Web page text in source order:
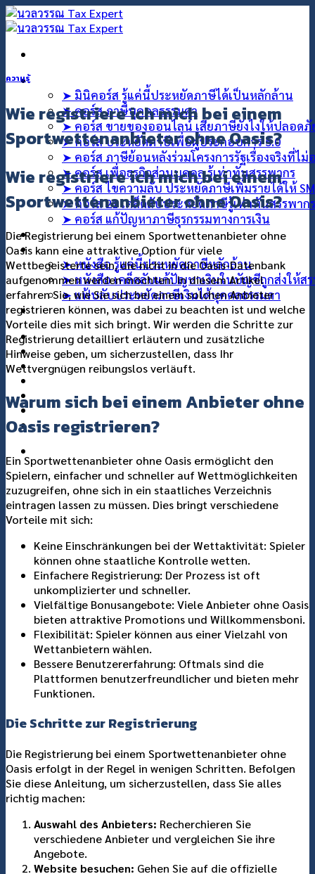
ข้าม
ไป
เนื้อหา
➤ มินิคอร์ส รู้แค่นี้ประหยัดภาษีได้เป็นหลักล้าน
➤ คอร์ส ภาษีบุคคลธรรมดา
➤ คอร์ส ขายของออนไลน์ เสียภาษียังไงให้ปลอดภั
➤ คอร์ส ประหยัดภาษีเพื่อผู้ประกอบการ 5.0
➤ คอร์ส ภาษีย้อนหลังร่วมโครงการรัฐเรื่องจริงที่ไม่
➤ คอร์ส เพื่อธุรกิจส่วนบุคคล รู้เท่าทันสรรพากร
➤ คอร์ส ไขความลับ ประหยัดภาษีเพิ่มรายได้ให้
➤ คอร์ส 21 เคล็ดลับประหยัดภาษีรู้เท่าทันสรรพากร
➤ คอร์ส แก้ปัญหาภาษีธุรกรรมทางการเงิน
คอร์สที่ปรึกษา
สินค้า
➤ หนังสือ รู้แค่นี้ประหยัดภาษีหลักล้าน
➤ หนังสือ เคล็ดลับแก้ปัญหาเงินในบัญชีถูกส่งให้สร
➤ แฟ้บลับประหยัดภาษีเงินได้บุคคลธรรมดา
บทความ
แกลอรี่
เกี่ยวกับเรา
ติดต่อเรา
ความรู้
Wie registriere ich mich bei einem
Sportwettenanbieter ohne Oasis?
Wie registriere ich mich bei einem
Sportwettenanbieter ohne Oasis?
Die Registrierung bei einem Sportwettenanbieter ohne
Oasis kann eine attraktive Option für viele
Wettbegeisterte sein, die nicht in die Oasis-Datenbank
aufgenommen werden möchten. In diesem Artikel
erfahren Sie, wie Sie sich bei einem solchen Anbieter
registrieren können, was dabei zu beachten ist und welche
Vorteile dies mit sich bringt. Wir werden die Schritte zur
Registrierung detailliert erläutern und zusätzliche
Hinweise geben, um sicherzustellen, dass Ihr
Wettvergnügen reibungslos verläuft.
Warum sich bei einem Anbieter ohne
Oasis registrieren?
Ein Sportwettenanbieter ohne Oasis ermöglicht den
Spielern, einfacher und schneller auf Wettmöglichkeiten
zuzugreifen, ohne sich in ein staatliches Verzeichnis
eintragen lassen zu müssen. Dies bringt verschiedene
Vorteile mit sich:
Keine Einschränkungen bei der Wettaktivität: Spieler
können ohne staatliche Kontrolle wetten.
Einfachere Registrierung: Der Prozess ist oft
unkomplizierter und schneller.
Vielfältige Bonusangebote: Viele Anbieter ohne Oasis
bieten attraktive Promotions und Willkommensboni.
Flexibilität: Spieler können aus einer Vielzahl von
Wettanbietern wählen.
Bessere Benutzererfahrung: Oftmals sind die
Plattformen benutzerfreundlicher und bieten mehr
Funktionen.
Die Schritte zur Registrierung
Die Registrierung bei einem Sportwettenanbieter ohne
Oasis erfolgt in der Regel in wenigen Schritten. Befolgen
Sie diese Anleitung, um sicherzustellen, dass Sie alles
richtig machen:
Auswahl des Anbieters: Recherchieren Sie
verschiedene Anbieter und vergleichen Sie ihre
Angebote.
Website besuchen: Gehen Sie auf die offizielle